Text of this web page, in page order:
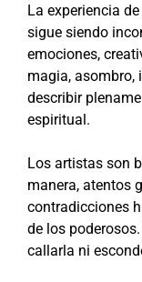
La experiencia
sigue siendo
emociones,
magia, asombro,
describir
espiritual.
Los artistas son
manera, atentos
contradicciones
de los
callarla ni